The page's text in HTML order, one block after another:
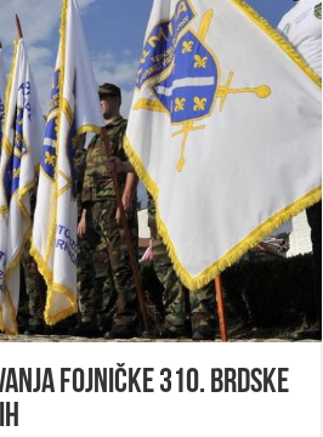
fojničke 310. brdske